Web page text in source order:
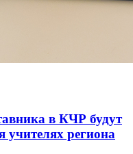
в КЧР будут
региона